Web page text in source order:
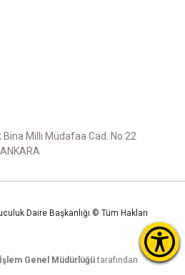
Bina Milli Müdafaa Cad. No:22
Daire Başkanlığı © Tüm Hakları
Genel Müdürlüğütarafından